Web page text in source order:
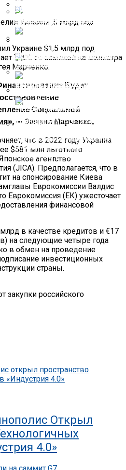
Новые Карты Показывают
Места, Которые Затопит После
Повышения Уровня Моря
СМИ Назвали Последствия Для
Украины От Появления
Захарова Пообещала Ответ РФ
На Блокировку Черногорией
РЕН ТВ И Других СМИ
Белокурые Волосы, Светлая
Улыбка! Ростом — Маме Под
Подбородок: Как Сейчас
Выглядит 10-Летняя Дочка
Аллы Пугачевой — Елизавета
Где На Самом Деле Находится
Младший Сын Кристины
Орбакайте Дени Байсаров
Срок Наступления Дефолта В
США
Шансы США Избежать Дефолта
Оценили
Финляндия Отказалась От
Закупки Российского
Трубопроводного Газа
Украине $1,5 млрд под
ТАСС со ссылкой на министра
Марченко.
Будет
Социальной
— Заявил Марченко.
что в 2022 году Украина
$581 млн льготного
агентство
(JICA). Предполагается, что в
на спонсирование Киева
Еврокомиссии Валдис
Еврокомиссия (ЕК) ужесточает
финансовой
в качестве кредитов и €17
на следующие четыре года
в обмен на проведение
инвестиционных
страны.
закупки российского
Открыл
4.0»